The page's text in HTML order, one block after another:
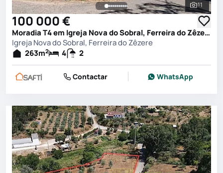
Ver
11
100 000 €
Moradia T4 em Igreja Nova do Sobral, Ferreira do Zêzere
Igreja Nova do Sobral, Ferreira do Zêzere
263m2 4 2
Contactar WhatsApp